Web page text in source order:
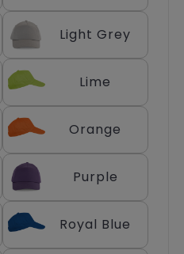
Light Grey
Lime
Orange
Purple
Royal Blue